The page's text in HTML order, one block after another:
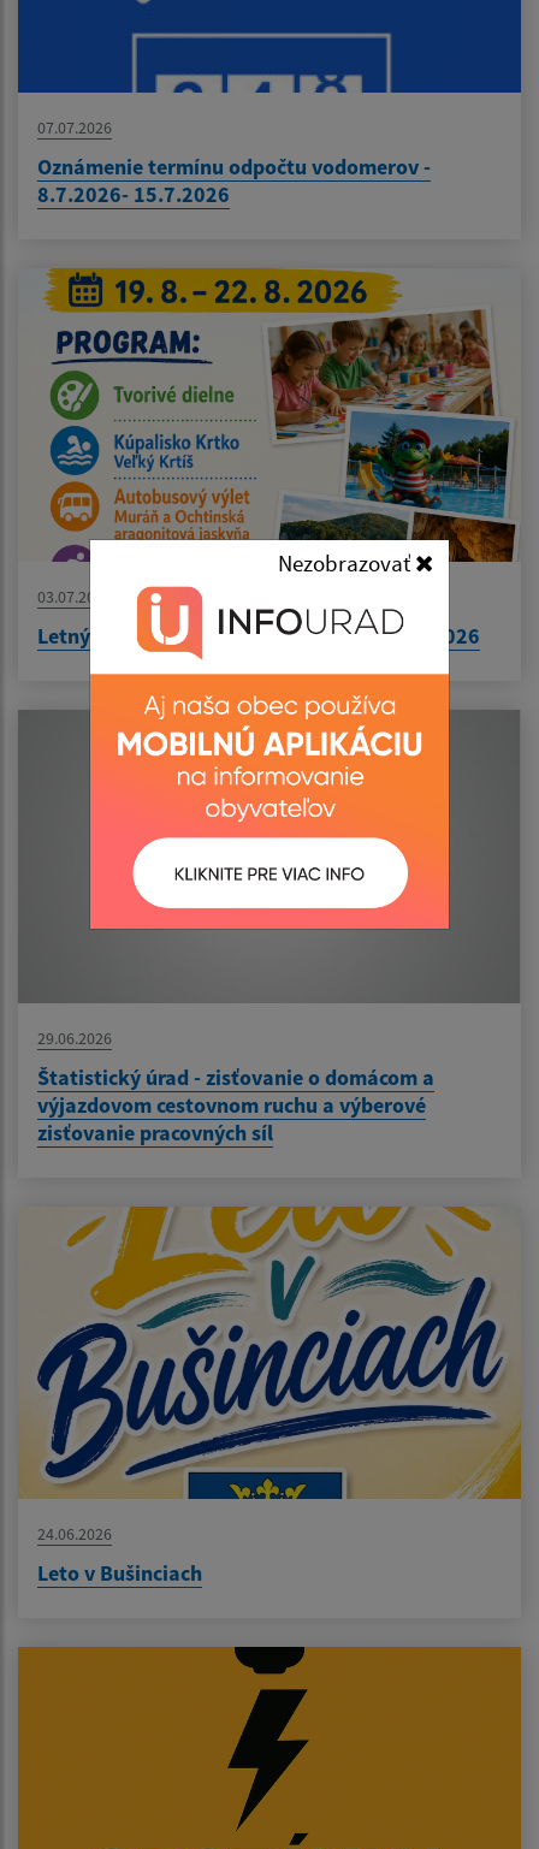
Nezobrazovať
07.07.2026
Oznámenie termínu odpočtu vodomerov -
8.7.2026- 15.7.2026
03.07.2026
Letný tábor v Bušinciach 19.8.2026- 22.8.2026
29.06.2026
Štatistický úrad - zisťovanie o domácom a
výjazdovom cestovnom ruchu a výberové
zisťovanie pracovných síl
24.06.2026
Leto v Bušinciach